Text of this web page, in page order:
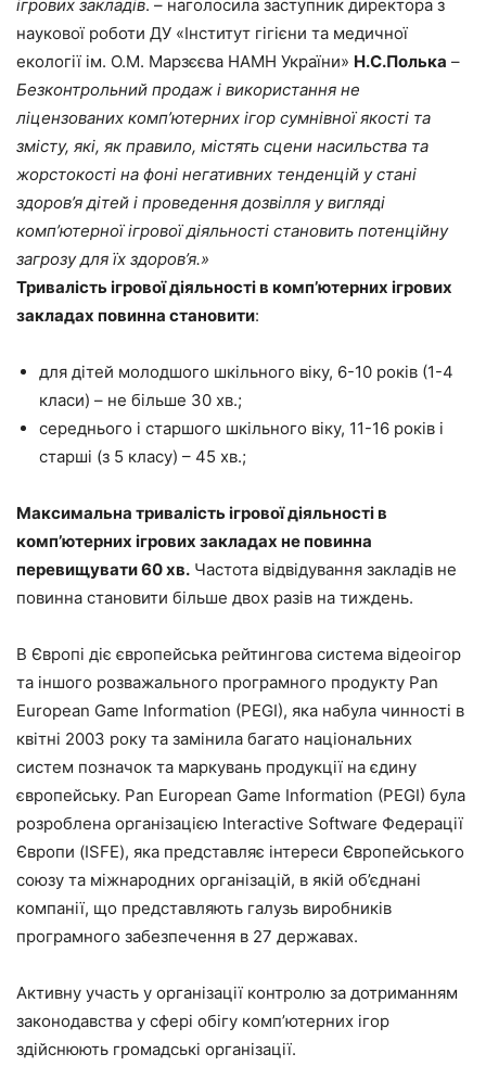
ігрових закладів. – наголосила заступник директора з
наукової роботи ДУ «Інститут гігієни та медичної
екології ім. О.М. Марзєєва НАМН України» Н.С.Полька –
Безконтрольний продаж і використання не
ліцензованих комп’ютерних ігор сумнівної якості та
змісту, які, як правило, містять сцени насильства та
жорстокості на фоні негативних тенденцій у стані
здоров’я дітей і проведення дозвілля у вигляді
комп’ютерної ігрової діяльності становить потенційну
загрозу для їх здоров’я.»
Тривалість ігрової діяльності в комп’ютерних ігрових
закладах повинна становити:
для дітей молодшого шкільного віку, 6-10 років (1-4
класи) – не більше 30 хв.;
середнього і старшого шкільного віку, 11-16 років і
старші (з 5 класу) – 45 хв.;
Максимальна тривалість ігрової діяльності в
комп’ютерних ігрових закладах не повинна
перевищувати 60 хв. Частота відвідування закладів не
повинна становити більше двох разів на тиждень.
В Європі діє європейська рейтингова система відеоігор
та іншого розважального програмного продукту Pan
European Game Information (PEGI), яка набула чинності в
квітні 2003 року та замінила багато національних
систем позначок та маркувань продукції на єдину
європейську. Pan European Game Information (PEGI) була
розроблена організацією Interactive Software Федерації
Європи (ISFE), яка представляє інтереси Європейського
союзу та міжнародних організацій, в якій об’єднані
компанії, що представляють галузь виробників
програмного забезпечення в 27 державах.
Активну участь у організації контролю за дотриманням
законодавства у сфері обігу комп’ютерних ігор
здійснюють громадські організації.